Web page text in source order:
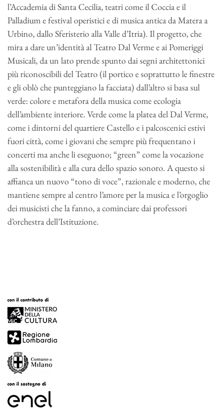
l’Accademia di Santa Cecilia, teatri come il Coccia e il
Palladium e festival operistici e di musica antica da Matera a
Urbino, dallo Sferisterio alla Valle d’Itria). Il progetto, che
mira a dare un’identità al Teatro Dal Verme e ai Pomeriggi
Musicali, da un lato prende spunto dai segni architettonici
più riconoscibili del Teatro (il portico e soprattutto le finestre
e gli oblò che punteggiano la facciata) dall’altro si basa sul
verde: colore e metafora della musica come ecologia
dell’ambiente interiore. Verde come la platea del Dal Verme,
come i dintorni del quartiere Castello e i palcoscenici estivi
fuori città, come i giovani che sempre più frequentano i
concerti ma anche li eseguono; “green” come la vocazione
alla sostenibilità e alla cura dello spazio sonoro. A questo si
affianca un nuovo “tono di voce”, razionale e moderno, che
mantiene sempre al centro l’amore per la musica e l’orgoglio
dei musicisti che la fanno, a cominciare dai professori
d’orchestra dell’Istituzione.